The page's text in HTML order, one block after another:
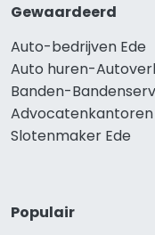
Gewaardeerd
Auto-bedrijven Ede
Auto huren-
Banden-
Advocatenkantoren
Slotenmaker Ede
Populair